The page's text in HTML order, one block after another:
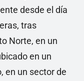
desde el día
tras
Norte, en un
en un
en un sector de